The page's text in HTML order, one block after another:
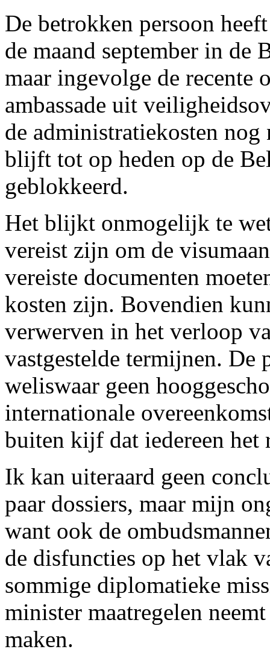
De betrokken persoon
de maand september in de
maar ingevolge de
ambassade uit
de administratiekosten
blijft tot op heden op de
geblokkeerd.
Het blijkt onmogelijk te
vereist zijn om de
vereiste documenten
kosten zijn. Bovendien
verwerven in het verloop
vastgestelde termijnen. De
weliswaar geen
internationale
buiten kijf dat iedereen het
Ik kan uiteraard geen
paar dossiers, maar mijn
want ook de
de disfuncties op het vlak
sommige diplomatieke
minister maatregelen
maken.